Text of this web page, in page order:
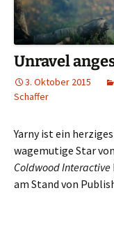
Unravel
3. Oktober 2015
Schaffer
Yarny ist ein
wagemutige Star von
Coldwood Interactive
am Stand von